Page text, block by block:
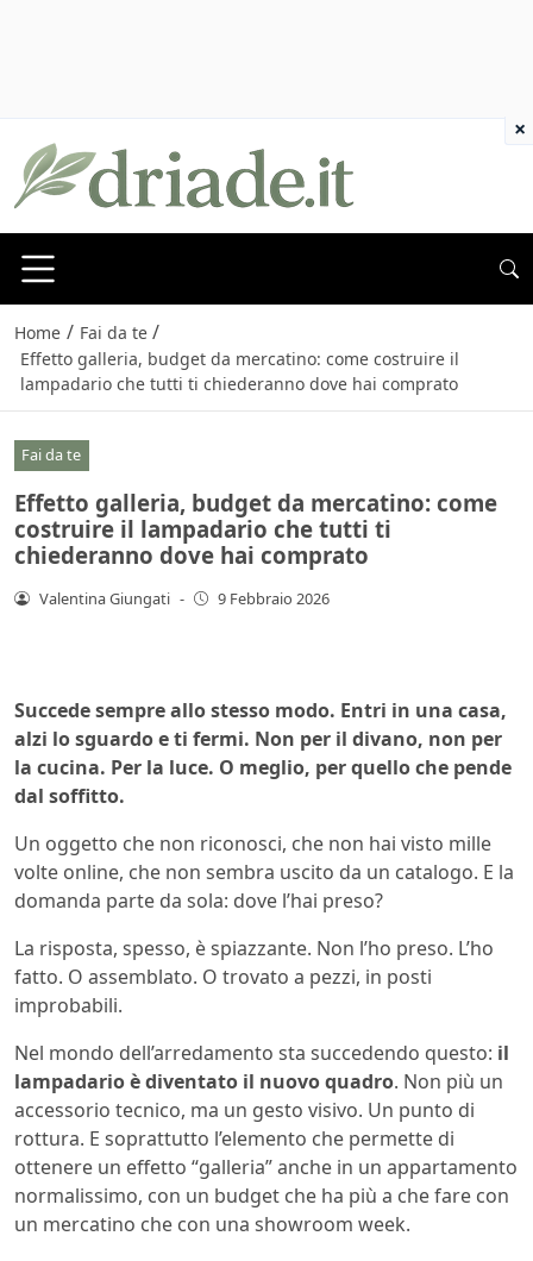
Home / Fai da te /
Effetto galleria, budget da mercatino: come costruire il
lampadario che tutti ti chiederanno dove hai comprato
Fai da te
Effetto galleria, budget da mercatino: come
costruire il lampadario che tutti ti
chiederanno dove hai comprato
Valentina Giungati - 9 Febbraio 2026
Succede sempre allo stesso modo. Entri in una casa,
alzi lo sguardo e ti fermi. Non per il divano, non per
la cucina. Per la luce. O meglio, per quello che pende
dal soffitto.
Un oggetto che non riconosci, che non hai visto mille
volte online, che non sembra uscito da un catalogo. E la
domanda parte da sola: dove l’hai preso?
La risposta, spesso, è spiazzante. Non l’ho preso. L’ho
fatto. O assemblato. O trovato a pezzi, in posti
improbabili.
Nel mondo dell’arredamento sta succedendo questo: il
lampadario è diventato il nuovo quadro. Non più un
accessorio tecnico, ma un gesto visivo. Un punto di
rottura. E soprattutto l’elemento che permette di
ottenere un effetto “galleria” anche in un appartamento
normalissimo, con un budget che ha più a che fare con
un mercatino che con una showroom week.
×